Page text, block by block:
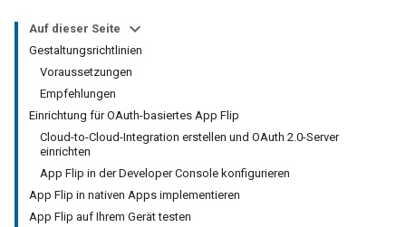
Auf dieser Seite
Gestaltungsrichtlinien
Voraussetzungen
Empfehlungen
Einrichtung für OAuth-basiertes App Flip
Cloud-to-Cloud-Integration erstellen und OAuth 2.0-Server
einrichten
App Flip in der Developer Console konfigurieren
App Flip in nativen Apps implementieren
App Flip auf Ihrem Gerät testen